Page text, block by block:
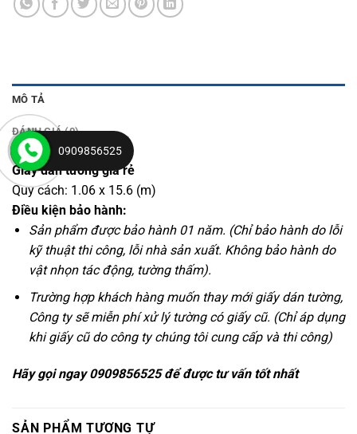
MÔ TẢ
ĐÁNH GIÁ (0)
Giấy dán tường giá rẻ
Quy cách: 1.06 x 15.6 (m)
Điều kiện bảo hành:
Sản phẩm được bảo hành 01 năm. (Chỉ bảo hành do lỗi
kỹ thuật thi công, lỗi nhà sản xuất. Không bảo hành do
vật nhọn tác động, tường thấm).
Trường hợp khách hàng muốn thay mới giấy dán tường,
Công ty sẽ miễn phí xử lý tường có giấy cũ. (Chỉ áp dụng
khi giấy cũ do công ty chúng tôi cung cấp và thi công)
Hãy gọi ngay 0909856525 để được tư vấn tốt nhất
SẢN PHẨM TƯƠNG TỰ
0909856525